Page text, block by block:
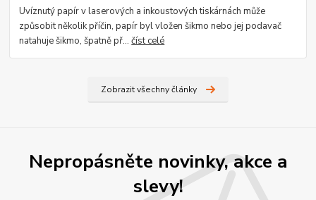
Uvíznutý papír v laserových a inkoustových tiskárnách může
způsobit několik příčin, papír byl vložen šikmo nebo jej podavač
natahuje šikmo, špatně př...číst celé
Zobrazit všechny články
Nepropásněte novinky, akce a
slevy!